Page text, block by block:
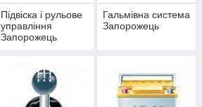
Підвіска і рульове
управління
Запорожець
Гальмівна система
Запорожець